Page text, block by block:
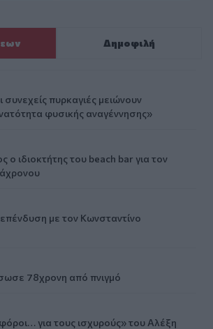
Δημοφιλή
συνεχείς πυρκαγιές μειώνουν
φυσικής αναγέννησης»
ο ιδιοκτήτης του beach bar για τον
με τον Κωνσταντίνο
78χρονη από πνιγμό
για τους ισχυρούς» του Αλέξη